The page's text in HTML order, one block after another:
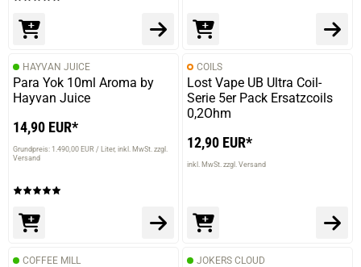
HAYVAN JUICE
Para Yok 10ml Aroma by
Hayvan Juice
14,90 EUR*
Grundpreis: 1.490,00 EUR / Liter inkl. MwSt. zzgl.
Versand
COILS
Lost Vape UB Ultra Coil-
Serie 5er Pack Ersatzcoils
0,2Ohm
12,90 EUR*
inkl. MwSt. zzgl. Versand
COFFEE MILL JOKERS CLOUD